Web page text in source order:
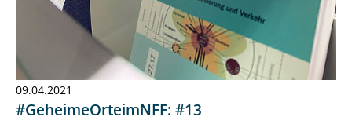
09.04.2021
#GeheimeOrteimNFF: #13